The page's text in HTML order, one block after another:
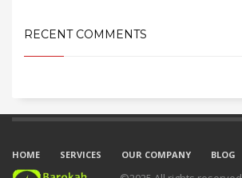
RECENT COMMENTS
HOME SERVICES OUR COMPANY BLOG